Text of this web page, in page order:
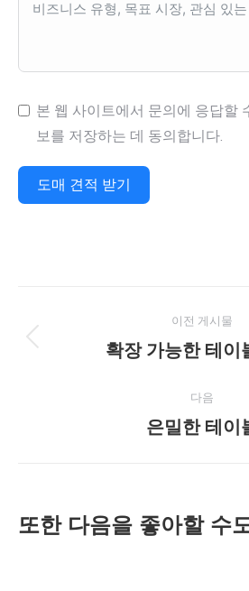
본 웹 사이트에서 문의에 응답할
보를 저장하는 데 동의합니다.
도매 견적 받기
로
이전 게시물
이
프
로
확장 가능한 테이
다음
다
젝
은밀한 테이
또한 다음을 좋아할 수